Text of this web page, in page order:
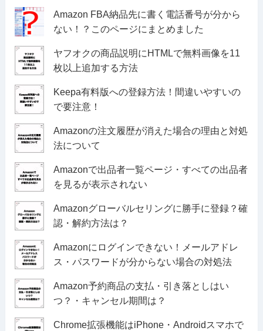
Amazon FBA納品先に書く電話番号が分から
ない！？このページにまとめました
ヤフオクの商品説明にHTMLで無料画像を11
枚以上追加する方法
Keepa有料版への登録方法！間違いやすいの
で要注意！
Amazonの注文履歴が消えた場合の理由と対処
法について
Amazonで出品者一覧ページ・すべての出品者
を見るが表示されない
Amazonグローバルセリングに勝手に登録？確
認・解約方法は？
Amazonにログインできない！メールアドレ
ス・パスワードが分からない場合の対処法
Amazon予約商品の支払・引き落としはい
つ？・キャンセル期間は？
Chrome拡張機能はiPhone・Androidスマホで